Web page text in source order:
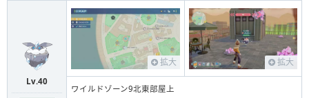
Lv.40
拡大 拡大
ワイルドゾーン9北東部屋上